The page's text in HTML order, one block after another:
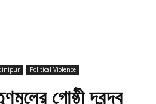
Political Violence
গোষ্ঠী দ্বন্দ্ব